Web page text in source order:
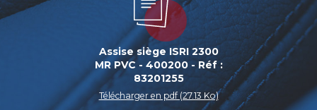
Assise siège ISRI 2300
MR PVC - 400200 - Réf :
83201255
Télécharger en pdf (27.13 Ko)